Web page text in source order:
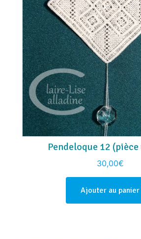
Pendeloque 12
30,00€
Ajouter au panier